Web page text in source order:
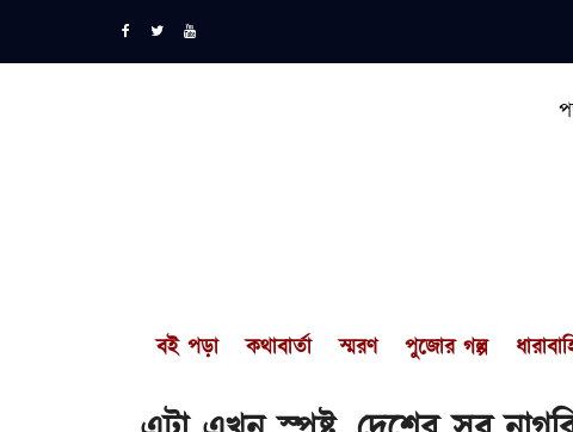
বই পড়া কথাবার্তা স্মরণ পুজোর গল্প